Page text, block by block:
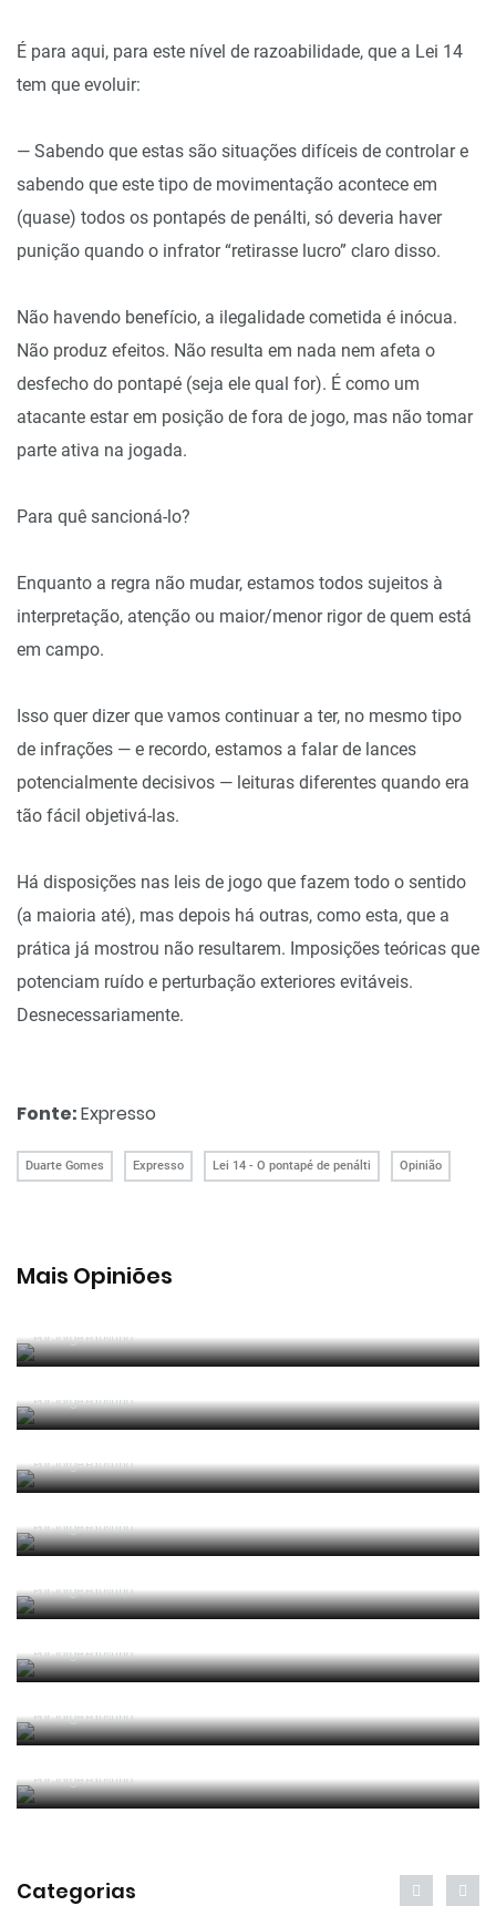
É para aqui, para este nível de razoabilidade, que a Lei 14
tem que evoluir:
— Sabendo que estas são situações difíceis de controlar e
sabendo que este tipo de movimentação acontece em
(quase) todos os pontapés de penálti, só deveria haver
punição quando o infrator “retirasse lucro” claro disso.
Não havendo benefício, a ilegalidade cometida é inócua.
Não produz efeitos. Não resulta em nada nem afeta o
desfecho do pontapé (seja ele qual for). É como um
atacante estar em posição de fora de jogo, mas não tomar
parte ativa na jogada.
Para quê sancioná-lo?
Enquanto a regra não mudar, estamos todos sujeitos à
interpretação, atenção ou maior/menor rigor de quem está
em campo.
Isso quer dizer que vamos continuar a ter, no mesmo tipo
de infrações — e recordo, estamos a falar de lances
potencialmente decisivos — leituras diferentes quando era
tão fácil objetivá-las.
Há disposições nas leis de jogo que fazem todo o sentido
(a maioria até), mas depois há outras, como esta, que a
prática já mostrou não resultarem. Imposições teóricas que
potenciam ruído e perturbação exteriores evitáveis.
Desnecessariamente.
Fonte:Expresso
Duarte Gomes Expresso Lei 14 - O pontapé de penálti Opinião
Mais Opiniões
PorJorge Faustino
PorJorge Faustino
PorJorge Faustino
PorJorge Faustino
PorJorge Faustino
PorJorge Faustino
PorJorge Faustino
PorJorge Faustino
Categorias